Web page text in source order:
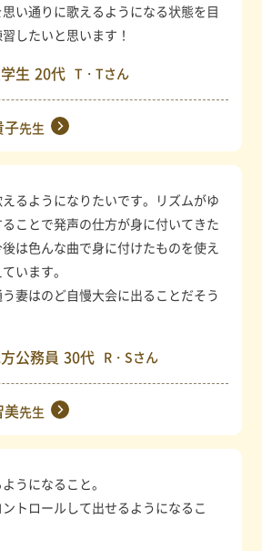
い通りに歌えるようになる状態を目
したいと思います！
生 20代 T・Tさん
子先生
るようになりたいです。リズムがゆ
ことで発声の仕方が身に付いてきた
は色んな曲で身に付けたものを使え
います。
妻はのど自慢大会に出ることだそう
公務員 30代 R・Sさん
美先生
うになること。
トロールして出せるようになるこ